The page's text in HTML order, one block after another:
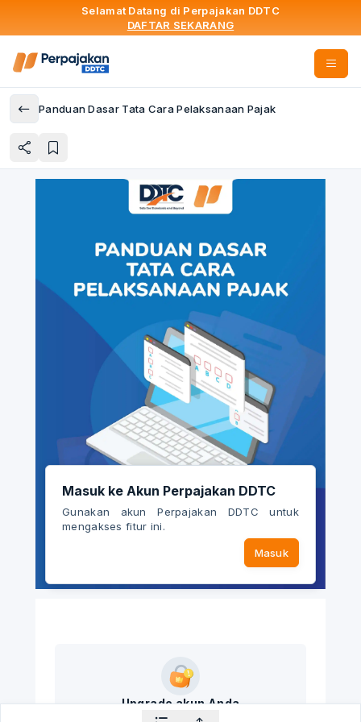
Selamat Datang di Perpajakan DDTC
DAFTAR SEKARANG
Panduan Dasar Tata Cara Pelaksanaan Pajak
Upgrade akun Anda
Nikmati akses ke semua fitur dan konten eksklusif
Masuk ke Akun Perpajakan DDTC
Gunakan akun Perpajakan DDTC untuk
mengakses fitur ini.
Masuk